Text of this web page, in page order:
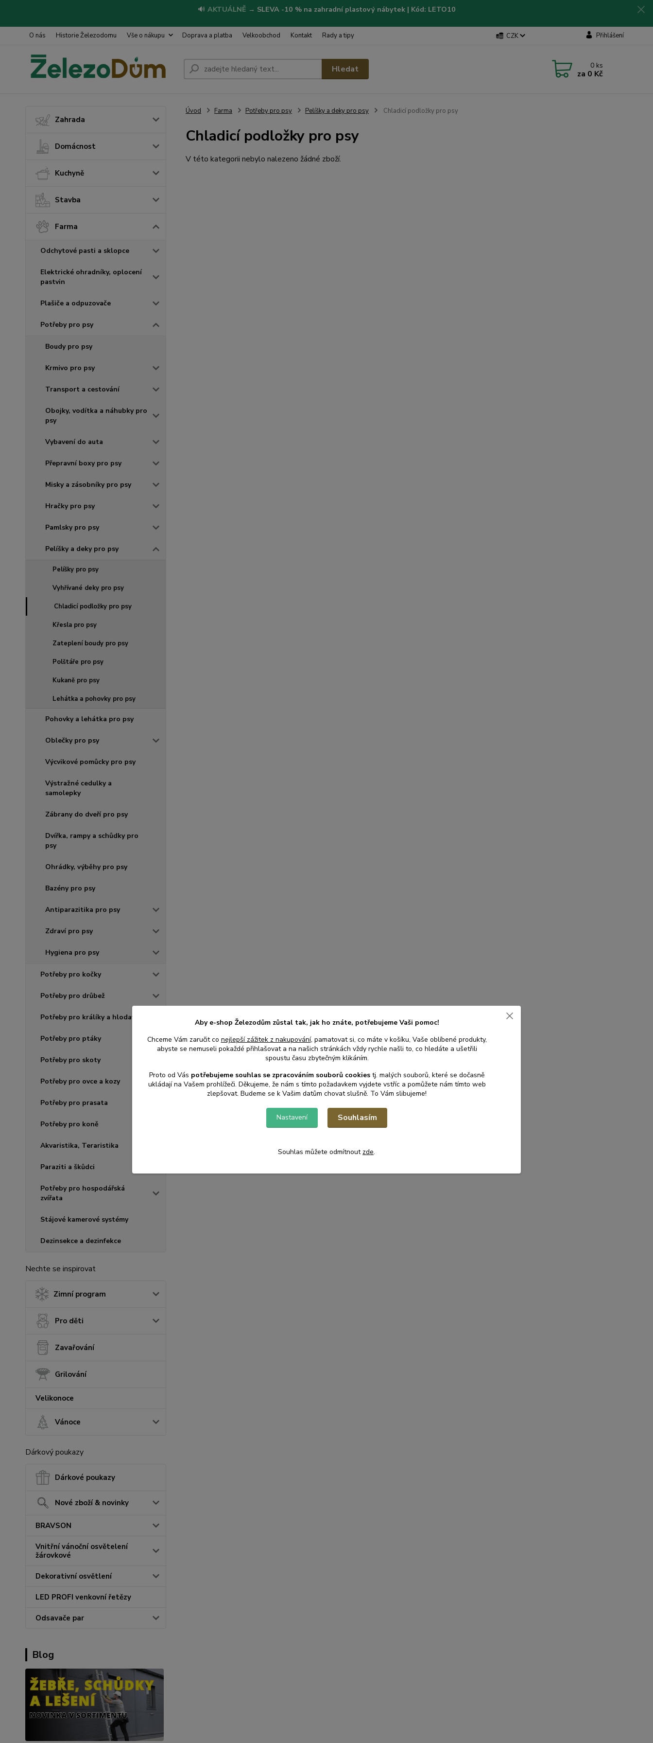
🔊 AKTUÁLNĚ → SLEVA -10 % na zahradní plastový nábytek | Kód: LETO10
O nás Historie Železodomu Vše o nákupu Doprava a platba Velkoobchod Kontakt Rady a tipy CZK Přihlášení
Hledat 0 ks
za 0 Kč
Zahrada
Domácnost
Kuchyně
Stavba
Farma
Odchytové pasti a sklopce
Elektrické ohradníky, oplocení
pastvin
Plašiče a odpuzovače
Potřeby pro psy
Boudy pro psy
Krmivo pro psy
Transport a cestování
Obojky, vodítka a náhubky pro
psy
Vybavení do auta
Přepravní boxy pro psy
Misky a zásobníky pro psy
Hračky pro psy
Pamlsky pro psy
Pelíšky a deky pro psy
Pelíšky pro psy
Vyhřívané deky pro psy
Chladicí podložky pro psy
Křesla pro psy
Zateplení boudy pro psy
Polštáře pro psy
Kukaně pro psy
Lehátka a pohovky pro psy
Pohovky a lehátka pro psy
Oblečky pro psy
Výcvikové pomůcky pro psy
Výstražné cedulky a
samolepky
Zábrany do dveří pro psy
Dvířka, rampy a schůdky pro
psy
Ohrádky, výběhy pro psy
Bazény pro psy
Antiparazitika pro psy
Zdraví pro psy
Hygiena pro psy
Potřeby pro kočky
Potřeby pro drůbež
Potřeby pro králíky a hlodavce
Potřeby pro ptáky
Potřeby pro skoty
Potřeby pro ovce a kozy
Potřeby pro prasata
Potřeby pro koně
Akvaristika, Teraristika
Paraziti a škůdci
Potřeby pro hospodářská
zvířata
Stájové kamerové systémy
Dezinsekce a dezinfekce
Nechte se inspirovat
Zimní program
Pro děti
Zavařování
Grilování
Velikonoce
Vánoce
Dárkový poukazy
Dárkové poukazy
Nové zboží & novinky
BRAVSON
Vnitřní vánoční osvětelení
žárovkové
Dekorativní osvětlení
LED PROFI venkovní řetězy
Odsavače par
Blog
Úvod Farma Potřeby pro psy Pelíšky a deky pro psy Chladicí podložky pro psy
Chladicí podložky pro psy
V této kategorii nebylo nalezeno žádné zboží.
Aby e-shop Železodům zůstal tak, jak ho znáte, potřebujeme Vaši pomoc!
Chceme Vám zaručit co nejlepší zážitek z nakupování, pamatovat si, co máte v košíku, Vaše oblíbené produkty,
abyste se nemuseli pokaždé přihlašovat a na našich stránkách vždy rychle našli to, co hledáte a ušetřili
spoustu času zbytečným klikáním.
Proto od Vás potřebujeme souhlas se zpracováním souborů cookies tj. malých souborů, které se dočasně
ukládají na Vašem prohlížeči. Děkujeme, že nám s tímto požadavkem vyjdete vstříc a pomůžete nám tímto web
zlepšovat. Budeme se k Vašim datům chovat slušně. To Vám slibujeme!
Nastavení Souhlasím
Souhlas můžete odmítnout zde.